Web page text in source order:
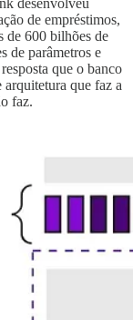
de empréstimos,
de 600 bilhões de
de parâmetros e
que o banco
arquitetura que faz a
faz.